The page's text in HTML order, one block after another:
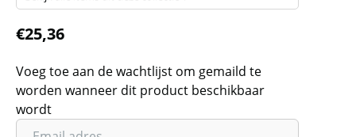
€25,36
Voeg toe aan de wachtlijst om gemaild te
worden wanneer dit product beschikbaar
wordt
Vul